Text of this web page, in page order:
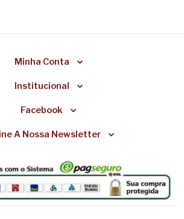
Minha Conta
Institucional
Facebook
A Nossa Newsletter